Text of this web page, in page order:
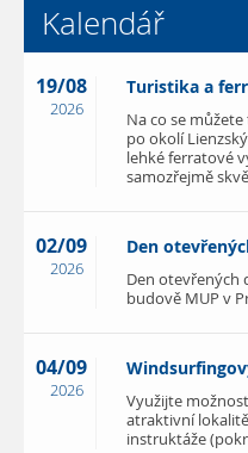
Kalendář
19/08
2026
Turistika a
Na co se
po okolí
lehké ferratové
samozřejmě
02/09
2026
Den
Den otevřených
budově MUP v
04/09
2026
Využijte
atraktivní
instruktáže